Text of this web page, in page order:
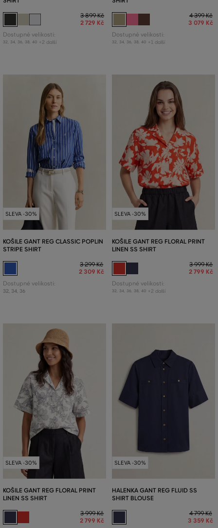
3 899 Kč
2 729 Kč
Dostupné velikosti:
32 34 36 38 40 +2 další
4 399 Kč
3 079 Kč
Dostupné velikosti:
32 34 36 38 40 +1 další
SLEVA -30%
KOŠILE GANT REG CLASSIC POPLIN
STRIPE SHIRT
3 299 Kč
2 309 Kč
Dostupné velikosti:
32, 34, 36
SLEVA -30%
KOŠILE GANT REG FLORAL PRINT
LINEN SS SHIRT
3 999 Kč
2 799 Kč
Dostupné velikosti:
32 34 36 38 40 +2 další
SLEVA -30%
KOŠILE GANT REG FLORAL PRINT
LINEN SS SHIRT
3 999 Kč
2 799 Kč
SLEVA -30%
HALENKA GANT REG FLUID SS
SHIRT BLOUSE
4 799 Kč
3 359 Kč